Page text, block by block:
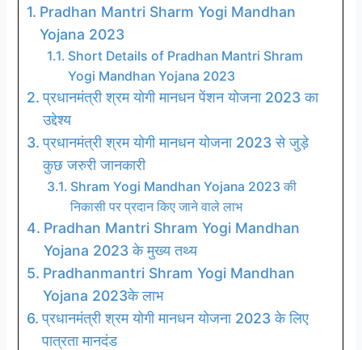
Pradhan Mantri Sharm Yogi Mandhan
Yojana 2023
Short Details of Pradhan Mantri Shram
Yogi Mandhan Yojana 2023
प्रधानमंत्री श्रम योगी मानधन पेंशन योजना 2023 का
उद्देश्य
प्रधानमंत्री श्रम योगी मानधन योजना 2023 से जुड़े
कुछ जरुरी जानकारी
Shram Yogi Mandhan Yojana 2023 की
निकासी पर प्रदान किए जाने वाले लाभ
Pradhan Mantri Shram Yogi Mandhan
Yojana 2023 के मुख्य तथ्य
Pradhanmantri Shram Yogi Mandhan
Yojana 2023के लाभ
प्रधानमंत्री श्रम योगी मानधन योजना 2023 के लिए
पात्रता मानदंड